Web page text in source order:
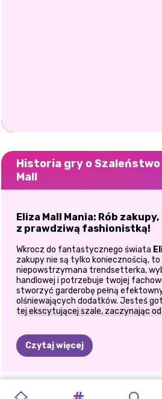
Historia gry o Szaleństwo
Mall
Eliza Mall Mania: Rób
z prawdziwą fashionistką!
Wkrocz do fantastycznego świata
zakupy nie są tylko koniecznością, to
niepowstrzymana trendsetterka,
handlowej i potrzebuje twojej
stworzyć garderobę pełną
olśniewających dodatków. Jesteś
tej ekscytującej szale, zaczynając
Odkryj centrum handlowe w stylu
Eliza dba o to, aby jej styl był na
modne sklepy obuwnicze, jej misją
najbardziej oszałamiających
Czytaj więcej
GRA
FIOLETOWY SIOSTRY
PIERWSZA ZŁOCZYŃCY